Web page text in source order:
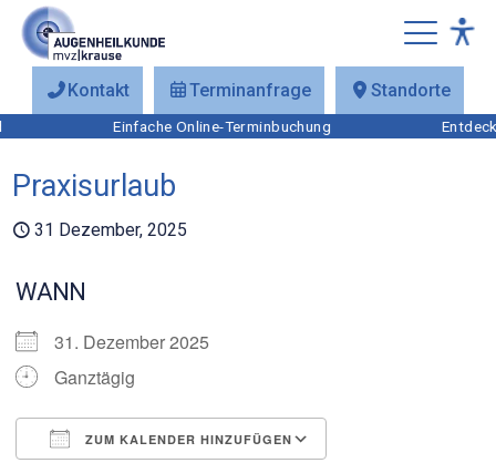
Kontakt Terminanfrage Standorte
Einfache Online-Terminbuchung
Praxisurlaub
31 Dezember, 2025
WANN
31. Dezember 2025
Ganztägig
ZUM KALENDER HINZUFÜGEN